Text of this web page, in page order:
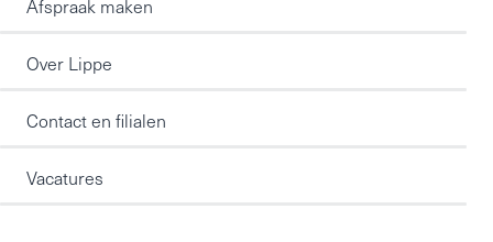
Afspraak maken
Over Lippe
Contact en filialen
Vacatures